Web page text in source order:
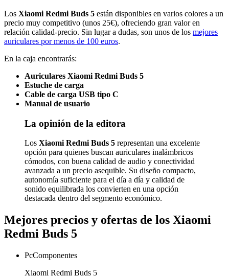
Los Xiaomi Redmi Buds 5 están disponibles en varios colores a un
precio muy competitivo (unos 25€), ofreciendo gran valor en
relación calidad-precio. Sin lugar a dudas, son unos de los mejores
auriculares por menos de 100 euros.
En la caja encontrarás:
Auriculares Xiaomi Redmi Buds 5
Estuche de carga
Cable de carga USB tipo C
Manual de usuario
La opinión de la editora
Los Xiaomi Redmi Buds 5 representan una excelente
opción para quienes buscan auriculares inalámbricos
cómodos, con buena calidad de audio y conectividad
avanzada a un precio asequible. Su diseño compacto,
autonomía suficiente para el día a día y calidad de
sonido equilibrada los convierten en una opción
destacada dentro del segmento económico.
Mejores precios y ofertas de los Xiaomi
Redmi Buds 5
PcComponentes
Xiaomi Redmi Buds 5